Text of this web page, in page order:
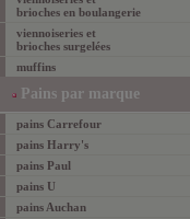
brioches en boulangerie
viennoiseries et
brioches surgelées
muffins
Pains par marque
pains Carrefour
pains Harry's
pains Paul
pains U
pains Auchan